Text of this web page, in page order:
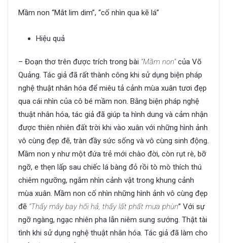
Mầm non “Mắt lim dim”, “cố nhìn qua kẽ lá”
Hiệu quả
– Đoạn thơ trên được trích trong bài “Mầm non”của Võ
Quảng. Tác giả đã rất thành công khi sử dụng biện pháp
nghệ thuật nhân hóa để miêu tả cảnh mùa xuân tươi đẹp
qua cái nhìn của cô bé mầm non. Bằng biện pháp nghệ
thuật nhân hóa, tác giả đã giúp ta hình dung và cảm nhận
được thiên nhiên đất trời khi vào xuân với những hình ảnh
vô cùng đẹp đẽ, tràn đầy sức sống và vô cùng sinh động.
Mầm non y như một đứa trẻ mới chào đời, còn rụt rè, bỡ
ngỡ, e thẹn lấp sau chiếc lá bàng đỏ rồi tò mò thích thú
chiêm ngưỡng, ngắm nhìn cảnh vật trong khung cảnh
mùa xuân. Mầm non cố nhìn những hình ảnh vô cùng đẹp
đẽ “Thấy mây bay hối hả, thấy lất phất mưa phùn” Với sự
ngỡ ngàng, ngạc nhiên pha lẫn niêm sung sướng. Thật tài
tình khi sử dụng nghệ thuật nhân hóa. Tác giả đã làm cho